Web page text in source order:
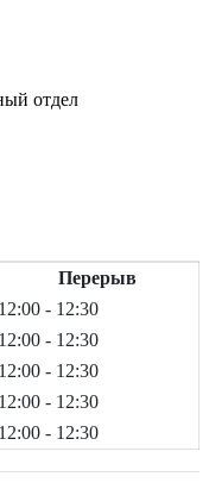
отдел
Перерыв
12:00 - 12:30
12:00 - 12:30
12:00 - 12:30
12:00 - 12:30
12:00 - 12:30